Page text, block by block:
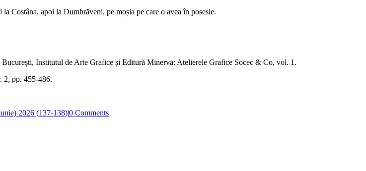
Costâna, apoi la Dumbrăveni, pe moșia pe care o avea în posesie.
București, Institutul de Arte Grafice și Editură Minerva: Atelierele Grafice Socec & Co, vol. 1.
pp. 455‑486.
2026 (137-138)|0 Comments